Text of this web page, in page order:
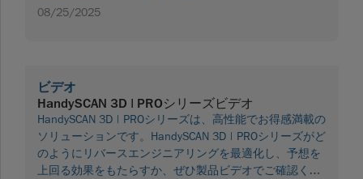
08/25/2025
ビデオ
HandySCAN 3D | PROシリーズビデオ
HandySCAN 3D | PROシリーズは、高性能でお得感満載の
ソリューションです。HandySCAN 3D | PROシリーズがど
のようにリバースエンジニアリングを最適化し、予想を
上回る効果をもたらすか、ぜひ製品ビデオでご確認くだ